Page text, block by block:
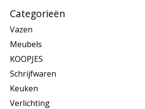
Categorieën
Vazen
Meubels
KOOPJES
Schrijfwaren
Keuken
Verlichting